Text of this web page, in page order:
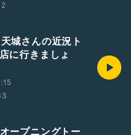
城さんの近況ト
に行きましょ
ープニングトー